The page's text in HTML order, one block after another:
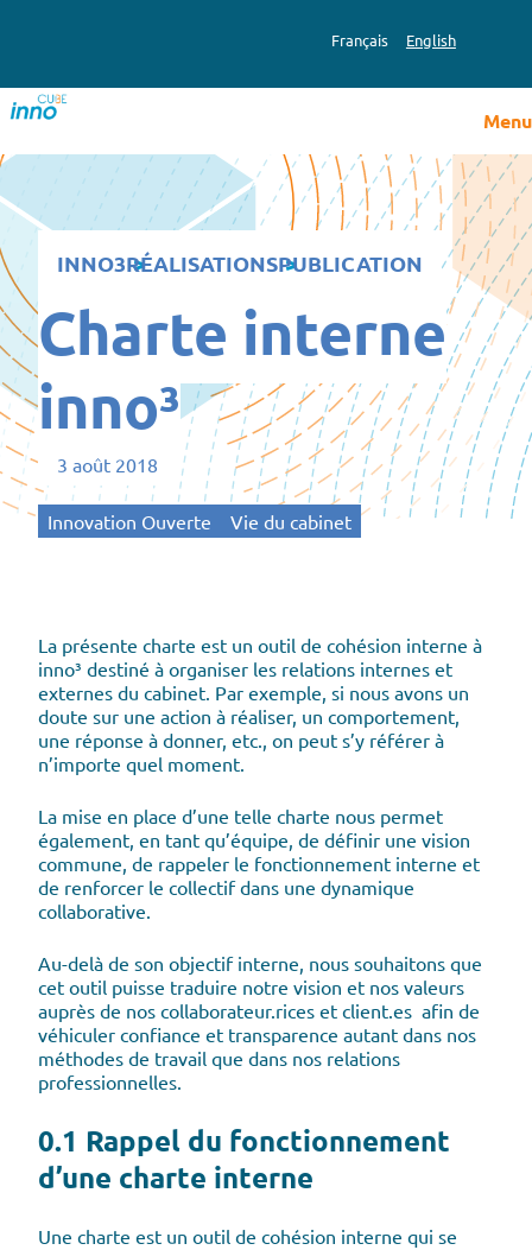
Français English
Menu
PUBLICATION
INNO3RÉALISATIONSPUBLICATION
Charte interne
inno³
3 août 2018
Innovation Ouverte Vie du cabinet
La présente charte est un outil de cohésion interne à
inno³ destiné à organiser les relations internes et
externes du cabinet. Par exemple, si nous avons un
doute sur une action à réaliser, un comportement,
une réponse à donner, etc., on peut s’y référer à
n’importe quel moment.
La mise en place d’une telle charte nous permet
également, en tant qu’équipe, de définir une vision
commune, de rappeler le fonctionnement interne et
de renforcer le collectif dans une dynamique
collaborative.
Au-delà de son objectif interne, nous souhaitons que
cet outil puisse traduire notre vision et nos valeurs
auprès de nos collaborateur.rices et client.es afin de
véhiculer confiance et transparence autant dans nos
méthodes de travail que dans nos relations
professionnelles.
0.1 Rappel du fonctionnement
d’une charte interne
Une charte est un outil de cohésion interne qui se